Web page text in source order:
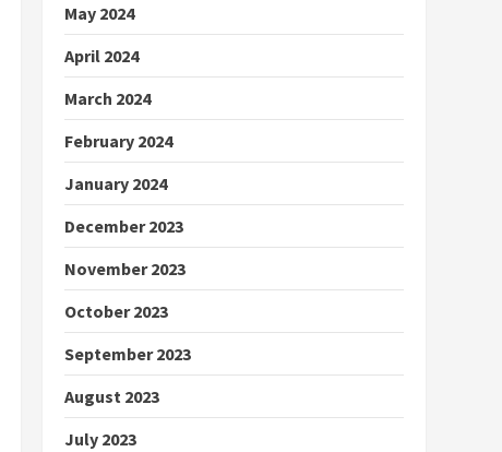
May 2024
April 2024
March 2024
February 2024
January 2024
December 2023
November 2023
October 2023
September 2023
August 2023
July 2023